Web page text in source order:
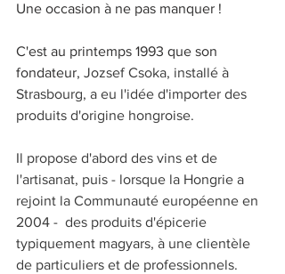
Une occasion à ne pas manquer !
C'est au printemps 1993 que son
fondateur, Jozsef Csoka, installé à
Strasbourg, a eu l'idée d'importer des
produits d'origine hongroise.
Il propose d'abord des vins et de
l'artisanat, puis - lorsque la Hongrie a
rejoint la Communauté européenne en
2004 -  des produits d'épicerie
typiquement magyars, à une clientèle
de particuliers et de professionnels.